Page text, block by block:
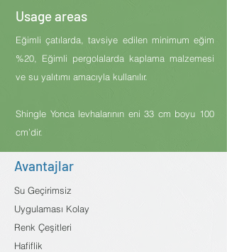
Usage areas
Eğimli çatılarda, tavsiye edilen minimum eğim
%20, Eğimli pergolalarda kaplama malzemesi
ve su yalıtımı amacıyla kullanılır.
Shingle Yonca levhalarının eni 33 cm boyu 100
cm’dir.
Su Geçirimsiz
Uygulaması Kolay
Renk Çeşitleri
Hafiflik
Avantajlar